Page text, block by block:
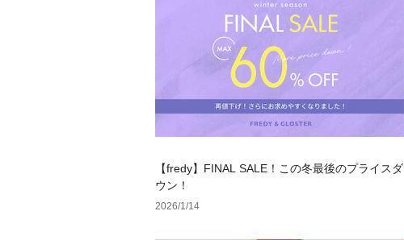
【fredy】FINAL SALE！この冬最後のプライスダ
ウン！
2026/1/14